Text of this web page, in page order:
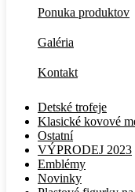
Ponuka produktov
Galéria
Kontakt
Detské trofeje
Klasické kovové
Ostatní
VÝPRODEJ 2023
Emblémy
Novinky